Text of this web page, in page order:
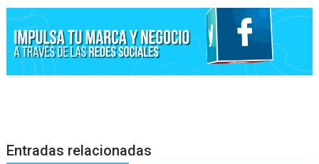
Entradas relacionadas